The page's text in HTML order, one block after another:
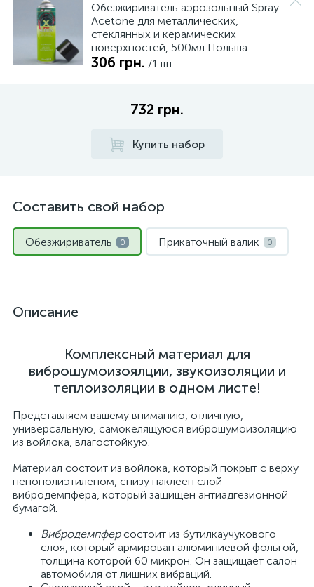
Обезжириватель аэрозольный Spray
Acetone для металлических,
стеклянных и керамических
поверхностей, 500мл Польша
306 грн. /1 шт
732 грн.
Купить набор
Составить свой набор
Обезжириватель 0 Прикаточный валик 0
Описание
Комплексный материал для
виброшумоизоялции, звукоизоляции и
теплоизоляции в одном листе!
Представляем вашему вниманию, отличную,
универсальную, самокелящуюся виброшумоизоляцию
из войлока, влагостойкую.
Материал состоит из войлока, который покрыт с верху
пенополиэтиленом, снизу наклеен слой
вибродемпфера, который защищен антиадгезионной
бумагой.
Вибродемпферсостоит из бутилкаучукового
слоя, который армирован алюминиевой фольгой,
толщина которой 60 микрон. Он защищает салон
автомобиля от лишних вибраций.